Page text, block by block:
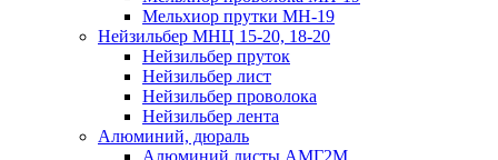
Мельхиор прутки МН-19
Нейзильбер МНЦ 15-20, 18-20
Нейзильбер пруток
Нейзильбер лист
Нейзильбер проволока
Нейзильбер лента
Алюминий, дюраль
Алюминий листы АМГ2М